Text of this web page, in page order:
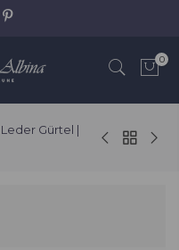
0
Leder Gürtel |